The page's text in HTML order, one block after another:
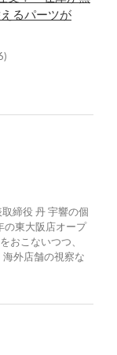
るパーツが
締役 丹 宇響の個
の東大阪店オープ
おこないつつ、
海外店舗の視察な